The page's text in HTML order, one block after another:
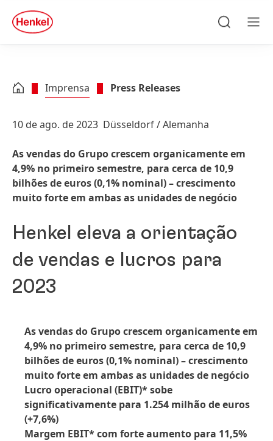
Skip to footer
quick
search
Imprensa Press Releases
10 de ago. de 2023 Düsseldorf / Alemanha
As vendas do Grupo crescem organicamente em
4,9% no primeiro semestre, para cerca de 10,9
bilhões de euros(0,1% nominal) – crescimento
muito forte em ambas as unidades de negócio
Henkel eleva a orientação
de vendas e lucros para
2023
As vendas do Grupo crescem organicamente em
4,9% no primeiro semestre, para cerca de 10,9
bilhões de euros(0,1% nominal) – crescimento
muito forte em ambas as unidades de negócio
Lucro operacional (EBIT)* sobe
significativamente para 1.254 milhão de euros
(+7,6%)
Margem EBIT* com forte aumento para 11,5%